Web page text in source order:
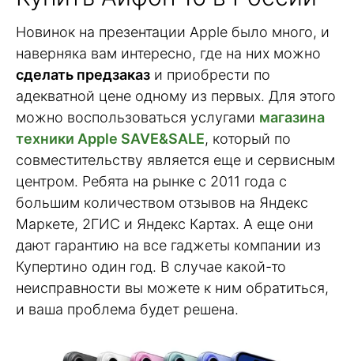
Новинок на презентации Apple было много, и
наверняка вам интересно, где на них можно
сделать предзаказ и приобрести по
адекватной цене одному из первых. Для этого
можно воспользоваться услугами магазина
техники Apple SAVE&SALE, который по
совместительству является еще и сервисным
центром. Ребята на рынке с 2011 года с
большим количеством отзывов на Яндекс
Маркете, 2ГИС и Яндекс Картах. А еще они
дают гарантию на все гаджеты компании из
Купертино один год. В случае какой-то
неисправности вы можете к ним обратиться,
и ваша проблема будет решена.